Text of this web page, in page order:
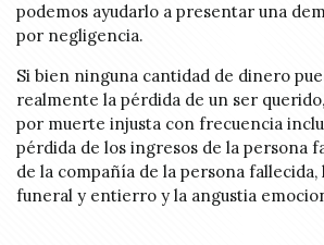
podemos ayudarlo a presentar una
por negligencia.
Si bien ninguna cantidad de dinero
realmente la pérdida de un ser
por muerte injusta con frecuencia
pérdida de los ingresos de la persona
de la compañía de la persona fallecida,
funeral y entierro y la angustia